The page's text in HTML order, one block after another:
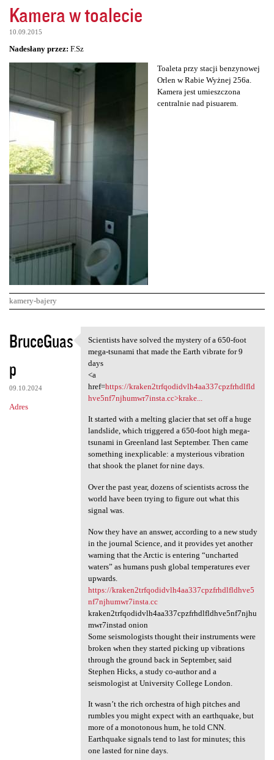
Kamera w toalecie
10.09.2015
Nadesłany przez: F.Sz
Toaleta przy stacji benzynowej
Orlen w Rabie Wyżnej 256a.
Kamera jest umieszczona
centralnie nad pisuarem.
kamery-bajery
K
o
m
e
n
BruceGuas
p
09.10.2024
Adres
Scientists have solved the
Scientists have solved the mystery of a 650-foot
mega-tsunami that made the Earth vibrate for 9
days
<a
href=https://kraken2trfqodidvlh4aa337cpzfrhdlfld
hve5nf7njhumwr7insta.cc>krake...
It started with a melting glacier that set off a huge
landslide, which triggered a 650-foot high mega-
tsunami in Greenland last September. Then came
something inexplicable: a mysterious vibration
that shook the planet for nine days.
Over the past year, dozens of scientists across the
world have been trying to figure out what this
signal was.
Now they have an answer, according to a new study
in the journal Science, and it provides yet another
warning that the Arctic is entering “uncharted
waters” as humans push global temperatures ever
upwards.
https://kraken2trfqodidvlh4aa337cpzfrhdlfldhve5
nf7njhumwr7insta.cc
kraken2trfqodidvlh4aa337cpzfrhdlfldhve5nf7njhu
mwr7instad onion
Some seismologists thought their instruments were
broken when they started picking up vibrations
through the ground back in September, said
Stephen Hicks, a study co-author and a
seismologist at University College London.
It wasn’t the rich orchestra of high pitches and
rumbles you might expect with an earthquake, but
more of a monotonous hum, he told CNN.
Earthquake signals tend to last for minutes; this
one lasted for nine days.